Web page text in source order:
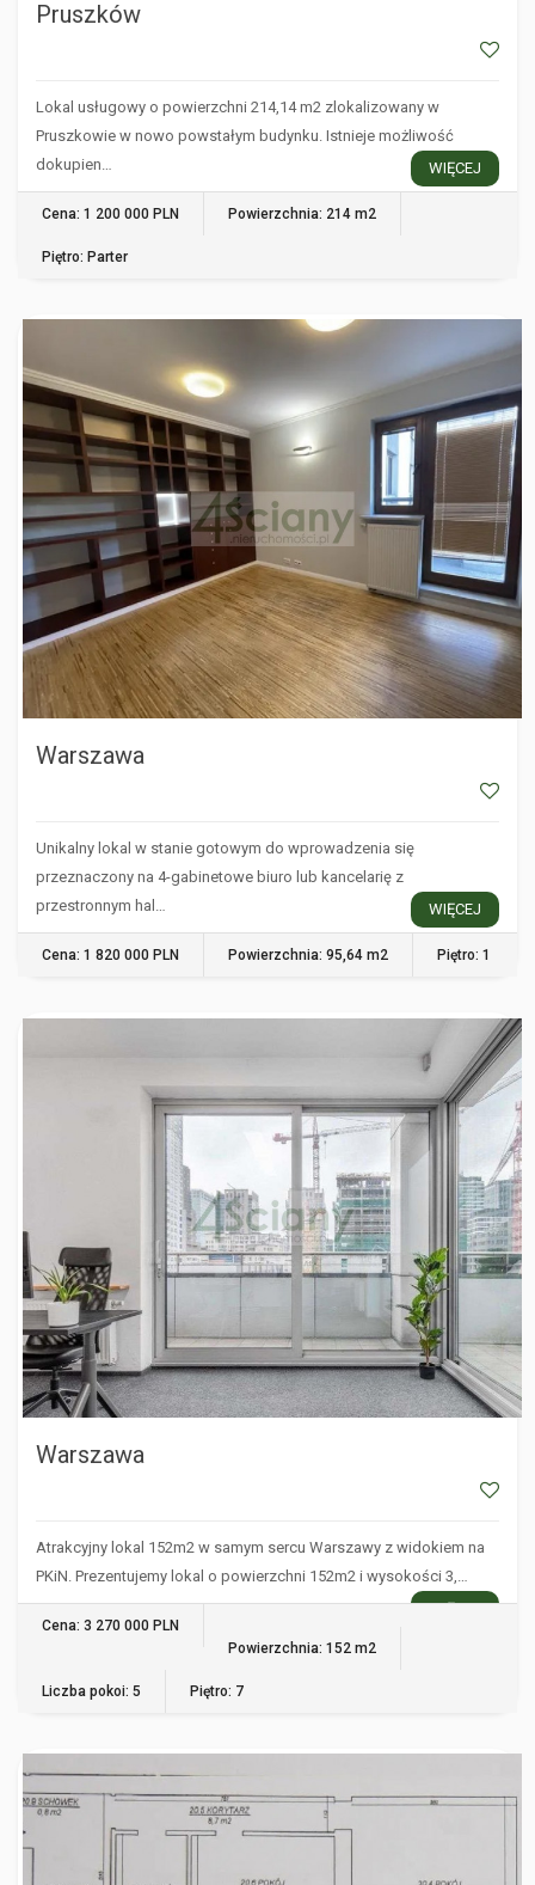
Pruszków
Lokal usługowy o powierzchni 214,14 m2 zlokalizowany w
Pruszkowie w nowo powstałym budynku. Istnieje możliwość
dokupien…
WIĘCEJ
Cena: 1 200 000 PLN Powierzchnia: 214 m2
Piętro: Parter
Warszawa
Unikalny lokal w stanie gotowym do wprowadzenia się
przeznaczony na 4-gabinetowe biuro lub kancelarię z
przestronnym hal…
WIĘCEJ
Cena: 1 820 000 PLN Powierzchnia: 95,64 m2 Piętro: 1
Warszawa
Atrakcyjny lokal 152m2 w samym sercu Warszawy z widokiem na
PKiN. Prezentujemy lokal o powierzchni 152m2 i wysokości 3,…
WIĘCEJ
Cena: 3 270 000 PLN
Powierzchnia: 152 m2
Liczba pokoi: 5 Piętro: 7